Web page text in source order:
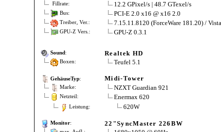
Fillrate: 12.2 GPixel/s | 48.7 GTexel/s
Bus: PCI-E 2.0 x16 @ x16 2.0
Treiber, Ver.: 7.15.11.8120 (ForceWare 181.20) /
GPU-Z Vers.: GPU-Z 0.3.1
Sound: Realtek HD
Boxen: Teufel 5.1
GehäuseTyp: Midi-Tower
Marke: NZXT Guardian 921
Netzteil: Enermax 620
Leistung: 620W
Monitor: 22"SyncMaster 226BW